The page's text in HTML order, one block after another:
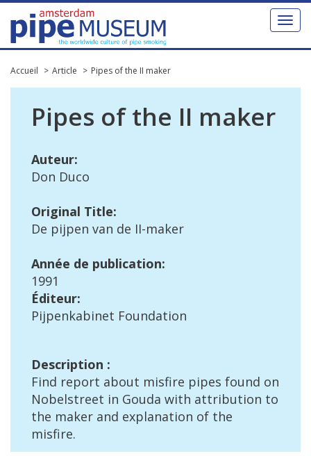
Toggle
Accueil Article Pipes of the II maker
Pipes of the II maker
Auteur:
Don Duco
Original Title:
De pijpen van de II-maker
Année de publication:
1991
Éditeur:
Pijpenkabinet Foundation
Description :
Find report about misfire pipes found on
Nobelstreet in Gouda with attribution to
the maker and explanation of the
misfire.